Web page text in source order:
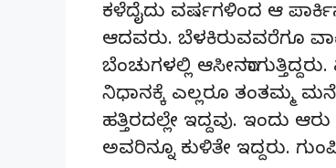
ಕಳೆದೈದು ವರ್ಷಗಳಿಂದ ಆ
ಆದವರು. ಬೆಳಕಿರುವವರೆಗೂ
ಬೆಂಚುಗಳಲ್ಲಿ
ನಿಧಾನಕ್ಕೆ ಎಲ್ಲರೂ ತಂತಮ್ಮ
ಹತ್ತಿರದಲ್ಲೇ ಇದ್ದವು. ಇಂದು
ಅವರಿನ್ನೂ ಕುಳಿತೇ ಇದ್ದರು.